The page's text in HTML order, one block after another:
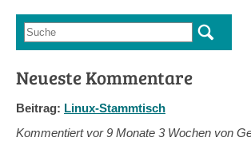
Suchformular
Suche
Neueste Kommentare
Beitrag: Linux-Stammtisch
Kommentiert vor9 Monate 3 Wochen von